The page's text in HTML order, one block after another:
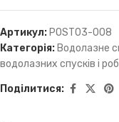
Артикул:POST03-008
Категорія:Водолазне
водолазних спусків і
Поділитися: